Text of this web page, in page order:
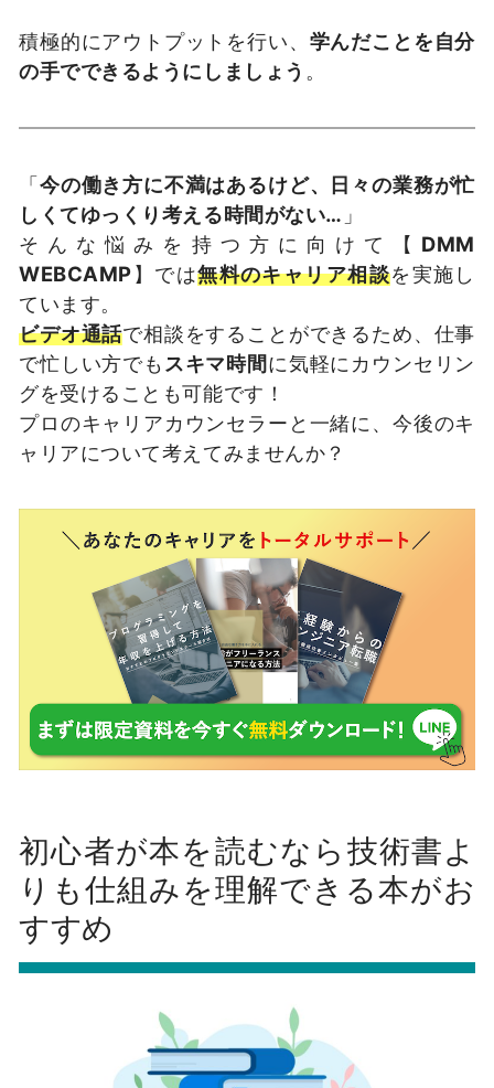
積極的にアウトプットを行い、 学んだことを自分
の手でできるようにしましょう 。
「今の働き方に不満はあるけど、日々の業務が忙
しくてゆっくり考える時間がない… 」
そんな悩みを持つ方に向けて【 DMM
WEBCAMP】では無料のキャリア相談を実施し
ています。
ビデオ通話で相談をすることができるため、仕事
で忙しい方でも スキマ時間に気軽にカウンセリン
グを受けることも可能です！
プロのキャリアカウンセラーと一緒に、今後のキ
ャリアについて考えてみませんか？
初心者が本を読むなら技術書よ
りも仕組みを理解できる本がお
すすめ